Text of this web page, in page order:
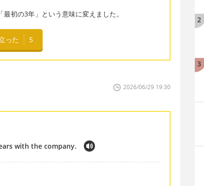
初の3年」という意味に変えました。
った 5
2026/06/29 19:30
with the company.
2
3